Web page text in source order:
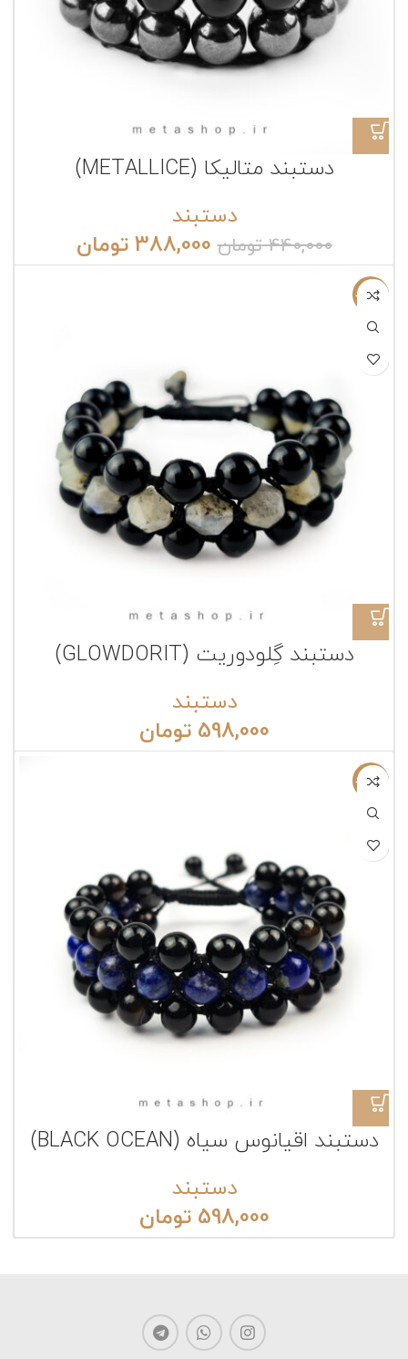
دستبند متالیکا (METALLICE)
دستبند
440,000 تومان 388,000 تومان
ناموجود
دستبند گِلودوریت (GLOWDORIT)
دستبند
598,000 تومان
ناموجود
دستبند اقیانوس سیاه (BLACK OCEAN)
دستبند
598,000 تومان